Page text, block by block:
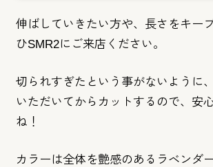
伸ばしていきたい方や、長さをキー
ひSMR2にご来店ください。
切られすぎたという事がないように
いただいてから カットするので、安
ね！
カラーは全体を艶感のあるラベンダ